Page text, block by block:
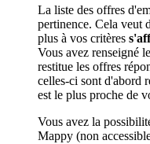
La liste des offres
pertinence. Cela veut
plus à vos critères
Vous avez renseigné
restitue les offres
celles-ci sont d'abord
est le plus proche de
Vous avez la
Mappy (non